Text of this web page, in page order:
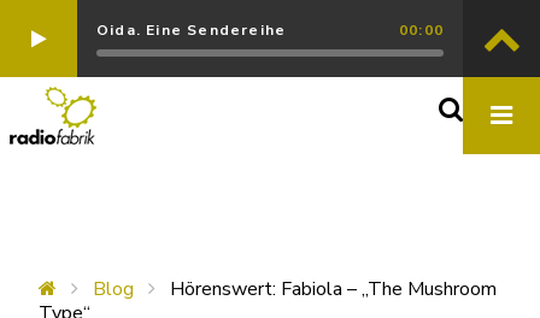
Oida. Eine Sendereihe 00:00
Blog
Hörenswert: Fabiola – „The Mushroom